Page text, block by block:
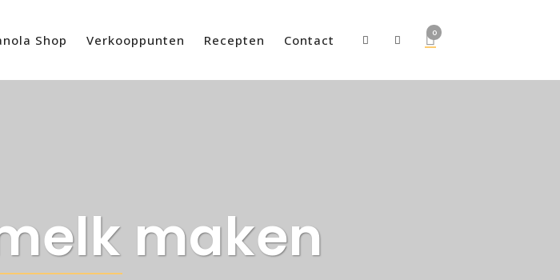
0
Shop Verkooppunten Recepten Contact
maken